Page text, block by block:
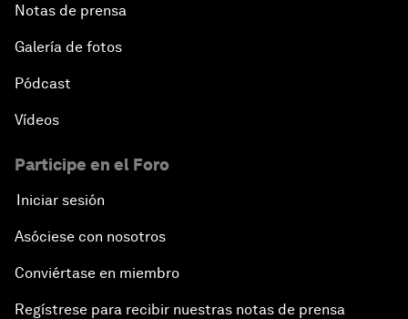
Notas de prensa
Galería de fotos
Pódcast
Vídeos
Participe en el Foro
Iniciar sesión
Asóciese con nosotros
Conviértase en miembro
Regístrese para recibir nuestras notas de prensa